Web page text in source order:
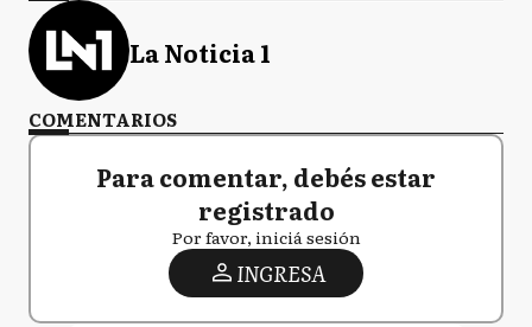
La Noticia 1
COMENTARIOS
Para comentar, debés estar
registrado
Por favor, iniciá sesión
INGRESA